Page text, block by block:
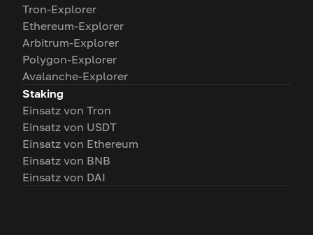
Tron-Explorer
Ethereum-Explorer
Arbitrum-Explorer
Polygon-Explorer
Avalanche-Explorer
Staking
Einsatz von Tron
Einsatz von USDT
Einsatz von Ethereum
Einsatz von BNB
Einsatz von DAI